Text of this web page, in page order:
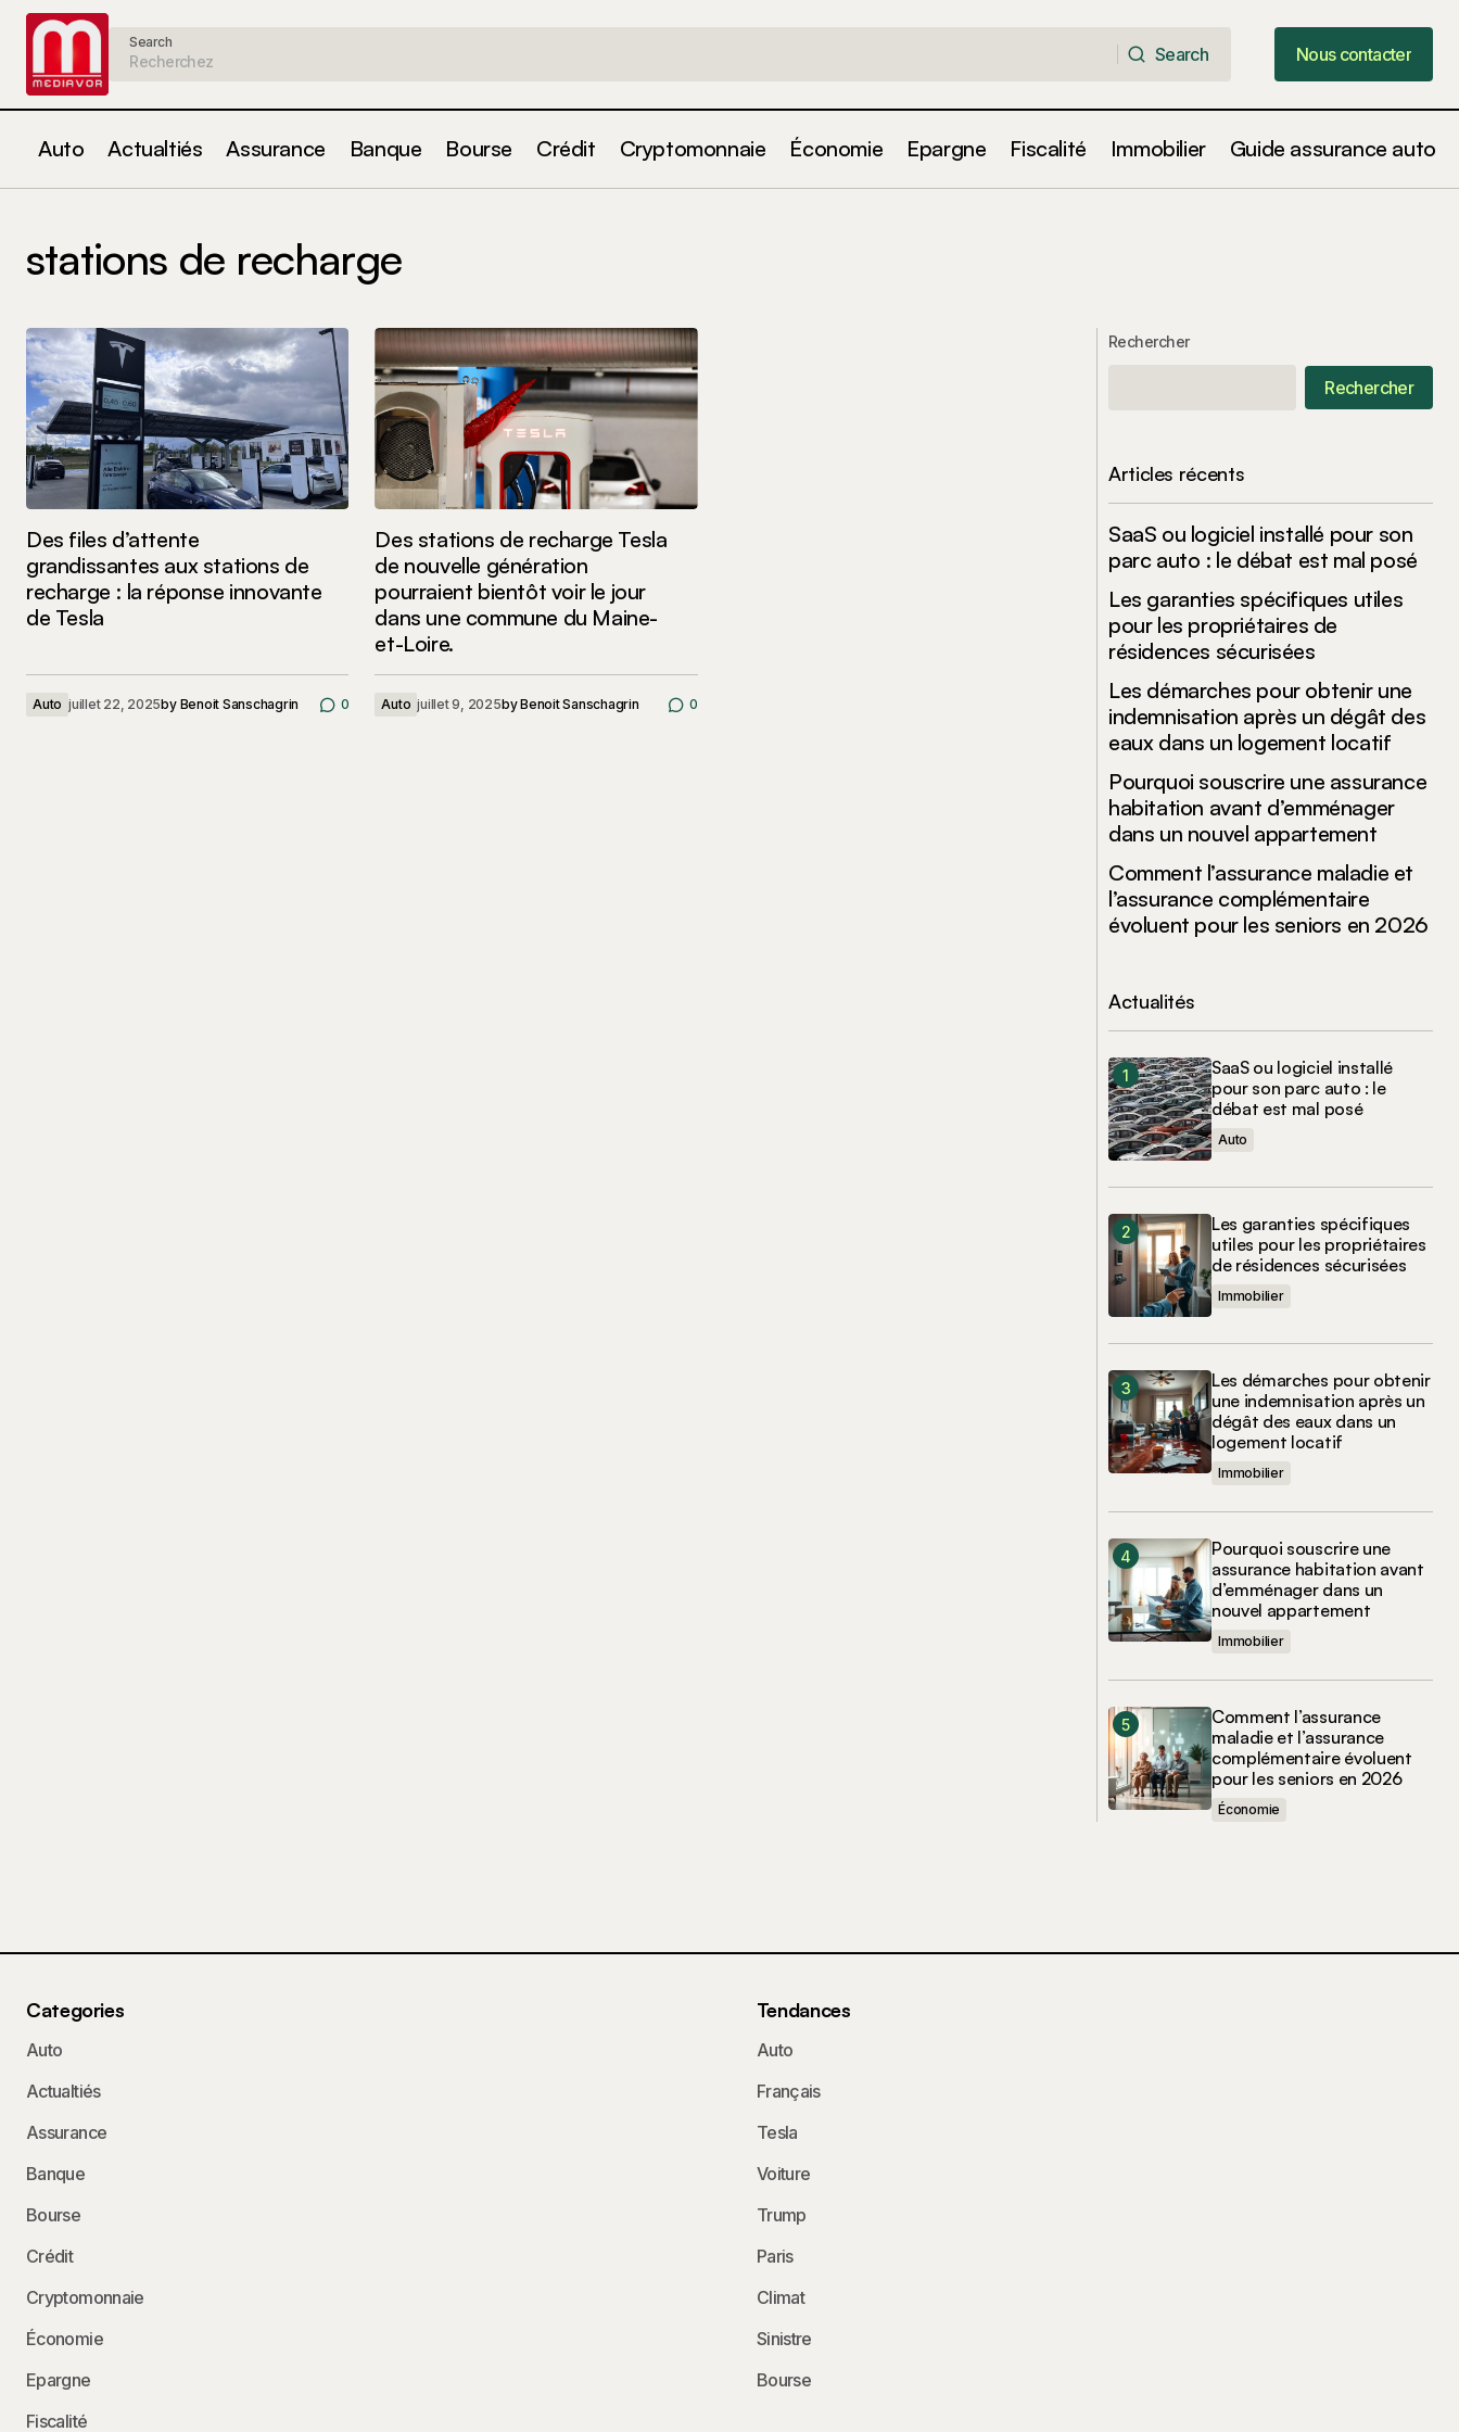
Search
Search
Nous contacter
Nous contacter
Auto Actualtiés Assurance Banque Bourse Crédit Cryptomonnaie Économie Epargne Fiscalité Immobilier Guide assurance auto
stations de recharge
Des files d’attente
grandissantes aux stations de
recharge : la réponse innovante
de Tesla
Auto juillet 22, 2025by Benoit Sanschagrin 0
Des stations de recharge Tesla
de nouvelle génération
pourraient bientôt voir le jour
dans une commune du Maine-
et-Loire.
Auto juillet 9, 2025byBenoit Sanschagrin 0
Rechercher
Rechercher
Articles récents
SaaS ou logiciel installé pour son
parc auto : le débat est mal posé
Les garanties spécifiques utiles
pour les propriétaires de
résidences sécurisées
Les démarches pour obtenir une
indemnisation après un dégât des
eaux dans un logement locatif
Pourquoi souscrire une assurance
habitation avant d’emménager
dans un nouvel appartement
Comment l’assurance maladie et
l’assurance complémentaire
évoluent pour les seniors en 2026
Actualités
SaaS ou logiciel installé
pour son parc auto : le
débat est mal posé
Auto
Les garanties spécifiques
utiles pour les propriétaires
de résidences sécurisées
Immobilier
Les démarches pour obtenir
une indemnisation après un
dégât des eaux dans un
logement locatif
Immobilier
Pourquoi souscrire une
assurance habitation avant
d’emménager dans un
nouvel appartement
Immobilier
Comment l’assurance
maladie et l’assurance
complémentaire évoluent
pour les seniors en 2026
Économie
Categories
Auto
Actualtiés
Assurance
Banque
Bourse
Crédit
Cryptomonnaie
Économie
Epargne
Fiscalité
Tendances
Auto
Français
Tesla
Voiture
Trump
Paris
Climat
Sinistre
Bourse